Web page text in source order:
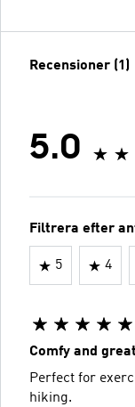
Recensioner (1)
5.0
Filtrera efter
5 4
Comfy and
Perfect for
hiking.